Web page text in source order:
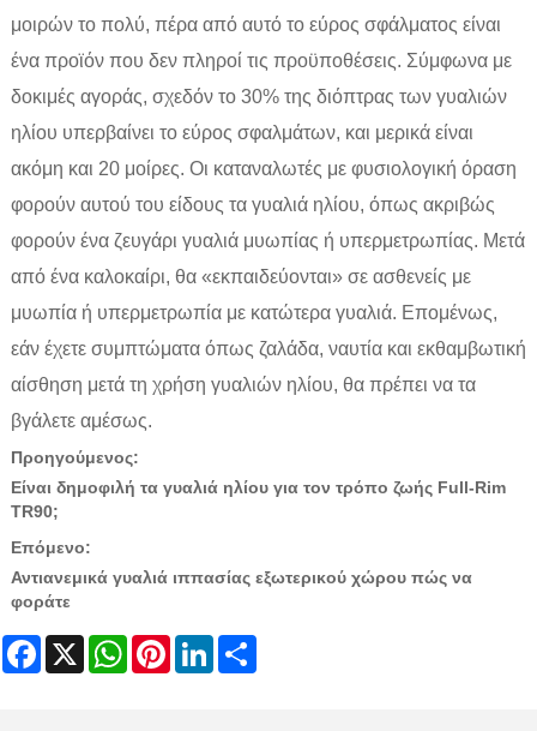
μοιρών το πολύ, πέρα ​​από αυτό το εύρος σφάλματος είναι
ένα προϊόν που δεν πληροί τις προϋποθέσεις. Σύμφωνα με
δοκιμές αγοράς, σχεδόν το 30% της διόπτρας των γυαλιών
ηλίου υπερβαίνει το εύρος σφαλμάτων, και μερικά είναι
ακόμη και 20 μοίρες. Οι καταναλωτές με φυσιολογική όραση
φορούν αυτού του είδους τα γυαλιά ηλίου, όπως ακριβώς
φορούν ένα ζευγάρι γυαλιά μυωπίας ή υπερμετρωπίας. Μετά
από ένα καλοκαίρι, θα «εκπαιδεύονται» σε ασθενείς με
μυωπία ή υπερμετρωπία με κατώτερα γυαλιά. Επομένως,
εάν έχετε συμπτώματα όπως ζαλάδα, ναυτία και εκθαμβωτική
αίσθηση μετά τη χρήση γυαλιών ηλίου, θα πρέπει να τα
βγάλετε αμέσως.
Προηγούμενος:
Είναι δημοφιλή τα γυαλιά ηλίου για τον τρόπο ζωής Full-Rim
TR90;
Επόμενο:
Αντιανεμικά γυαλιά ιππασίας εξωτερικού χώρου πώς να
φοράτε
Facebook
X WhatsAppPinterestLinkedIn